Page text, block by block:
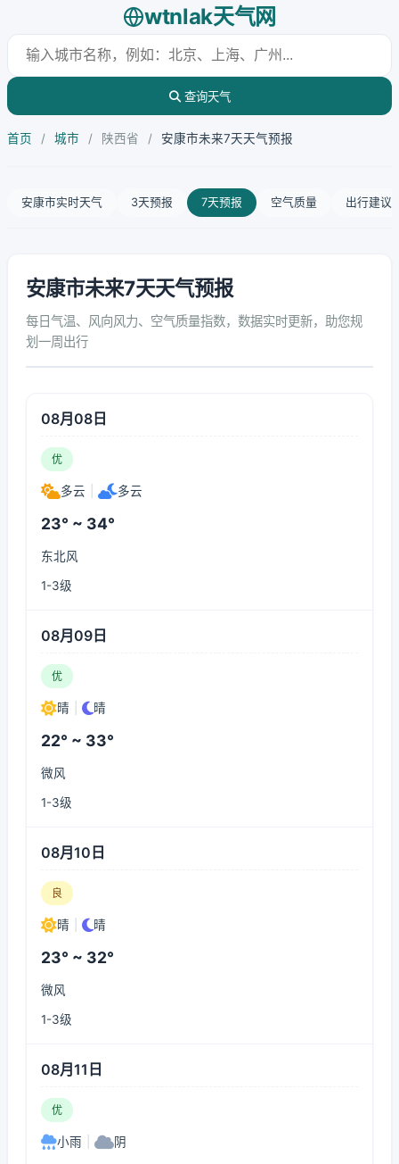
wtnlak天气网
查询天气
首页 / 城市 / 陕西省 / 安康市未来7天天气预报
安康市实时天气 3天预报 7天预报 空气质量 出行建议
安康市未来7天天气预报
每日气温、风向风力、空气质量指数，数据实时更新，助您规
划一周出行
08月08日
优
多云 多云
23° ~ 34°
东北风
1-3级
08月09日
优
晴 晴
22° ~ 33°
微风
1-3级
08月10日
良
晴 晴
23° ~ 32°
微风
1-3级
08月11日
优
小雨 阴